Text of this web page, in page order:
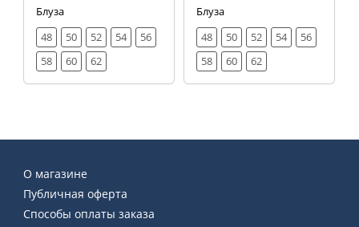
Блуза
48
50 52 54
56
58
60 62
Блуза
48
50 52 54
56
58
60 62
О магазине
Публичная оферта
Способы оплаты заказа